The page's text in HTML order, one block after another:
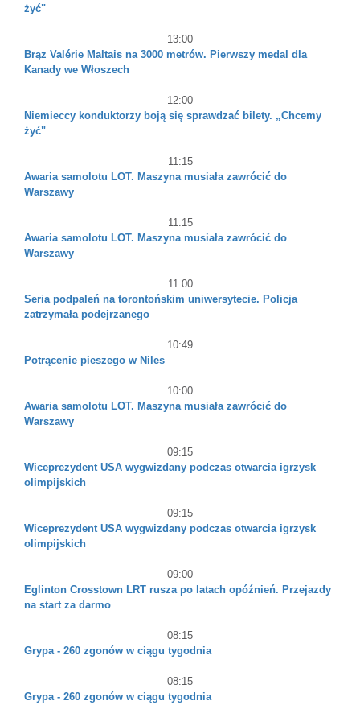
żyć"
13:00
Brąz Valérie Maltais na 3000 metrów. Pierwszy medal dla
Kanady we Włoszech
12:00
Niemieccy konduktorzy boją się sprawdzać bilety. „Chcemy
żyć"
11:15
Awaria samolotu LOT. Maszyna musiała zawrócić do
Warszawy
11:15
Awaria samolotu LOT. Maszyna musiała zawrócić do
Warszawy
11:00
Seria podpaleń na torontońskim uniwersytecie. Policja
zatrzymała podejrzanego
10:49
Potrącenie pieszego w Niles
10:00
Awaria samolotu LOT. Maszyna musiała zawrócić do
Warszawy
09:15
Wiceprezydent USA wygwizdany podczas otwarcia igrzysk
olimpijskich
09:15
Wiceprezydent USA wygwizdany podczas otwarcia igrzysk
olimpijskich
09:00
Eglinton Crosstown LRT rusza po latach opóźnień. Przejazdy
na start za darmo
08:15
Grypa - 260 zgonów w ciągu tygodnia
08:15
Grypa - 260 zgonów w ciągu tygodnia